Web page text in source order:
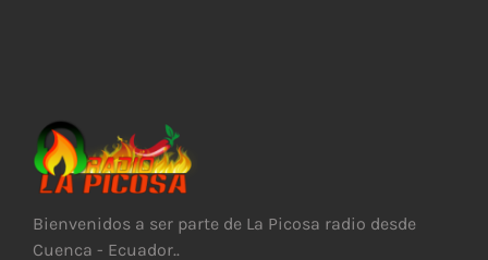
Bienvenidos a ser parte de La Picosa radio desde
Cuenca - Ecuador..